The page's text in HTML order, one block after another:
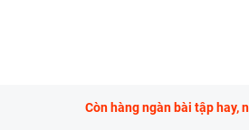
Còn hàng ngàn bài tập hay,